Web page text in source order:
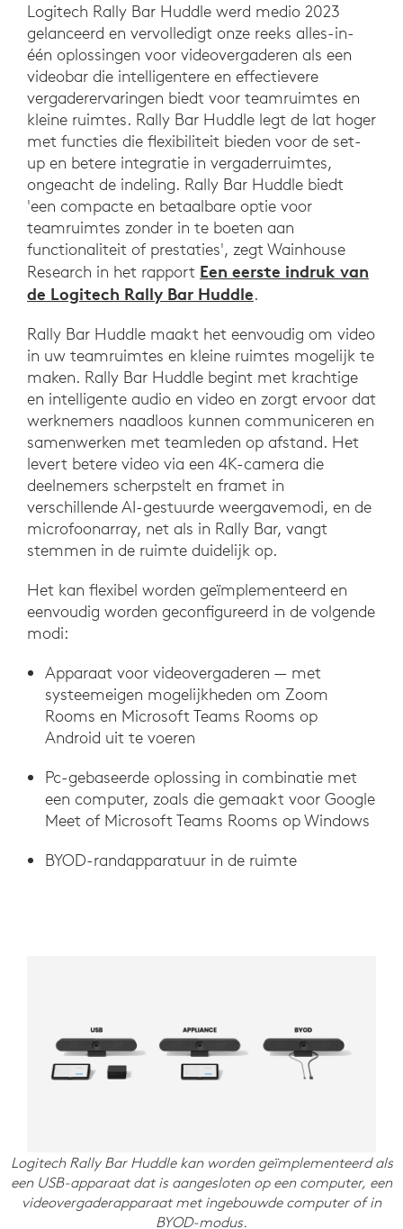
Logitech Rally Bar Huddle werd medio 2023
gelanceerd en vervolledigt onze reeks alles-in-
één oplossingen voor videovergaderen als een
videobar die intelligentere en effectievere
vergaderervaringen biedt voor teamruimtes en
kleine ruimtes. Rally Bar Huddle legt de lat hoger
met functies die flexibiliteit bieden voor de set-
up en betere integratie in vergaderruimtes,
ongeacht de indeling. Rally Bar Huddle biedt
'een compacte en betaalbare optie voor
teamruimtes zonder in te boeten aan
functionaliteit of prestaties', zegt Wainhouse
Research in het rapport Een eerste indruk van
de Logitech Rally Bar Huddle.
Rally Bar Huddle maakt het eenvoudig om video
in uw teamruimtes en kleine ruimtes mogelijk te
maken. Rally Bar Huddle begint met krachtige
en intelligente audio en video en zorgt ervoor dat
werknemers naadloos kunnen communiceren en
samenwerken met teamleden op afstand. Het
levert betere video via een 4K-camera die
deelnemers scherpstelt en framet in
verschillende AI-gestuurde weergavemodi, en de
microfoonarray, net als in Rally Bar, vangt
stemmen in de ruimte duidelijk op.
Het kan flexibel worden geïmplementeerd en
eenvoudig worden geconfigureerd in de volgende
modi:
Apparaat voor videovergaderen — met
systeemeigen mogelijkheden om Zoom
Rooms en Microsoft Teams Rooms op
Android uit te voeren
Pc-gebaseerde oplossing in combinatie met
een computer, zoals die gemaakt voor Google
Meet of Microsoft Teams Rooms op Windows
BYOD-randapparatuur in de ruimte
Logitech Rally Bar Huddle kan worden geïmplementeerd als
een USB-apparaat dat is aangesloten op een computer, een
videovergaderapparaat met ingebouwde computer of in
BYOD-modus.